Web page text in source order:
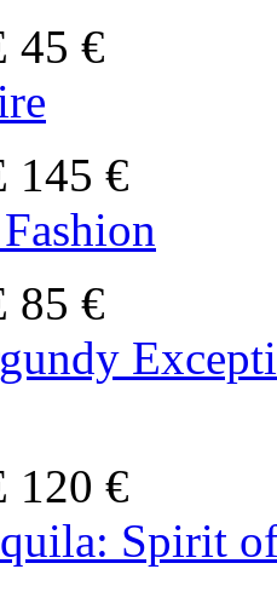
45 €
145 €
85 €
120 €
Spirit